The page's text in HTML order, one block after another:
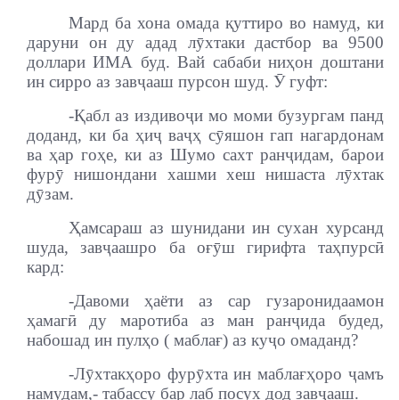
Мард ба хона омада қуттиро во намуд, ки
даруни он ду адад лӯхтаки дастбор ва 9500
доллари ИМА буд. Вай сабаби ниҳон доштани
ин сирро аз завҷааш пурсон шуд. Ӯ гуфт:
-Қабл аз издивоҷи мо моми бузургам панд
доданд, ки ба ҳиҷ ваҷҳ сӯяшон гап нагардонам
ва ҳар гоҳе, ки аз Шумо сахт ранҷидам, барои
фурӯ нишондани хашми хеш нишаста лӯхтак
дӯзам.
Ҳамсараш аз шунидани ин сухан хурсанд
шуда, завҷаашро ба оғӯш гирифта таҳпурсӣ
кард:
-Давоми ҳаёти аз сар гузаронидаамон
ҳамагӣ ду маротиба аз ман ранҷида будед,
набошад ин пулҳо ( маблағ) аз куҷо омаданд?
-Лӯхтакҳоро фурӯхта ин маблағҳоро ҷамъ
намудам,- табассу бар лаб посух дод завҷааш.